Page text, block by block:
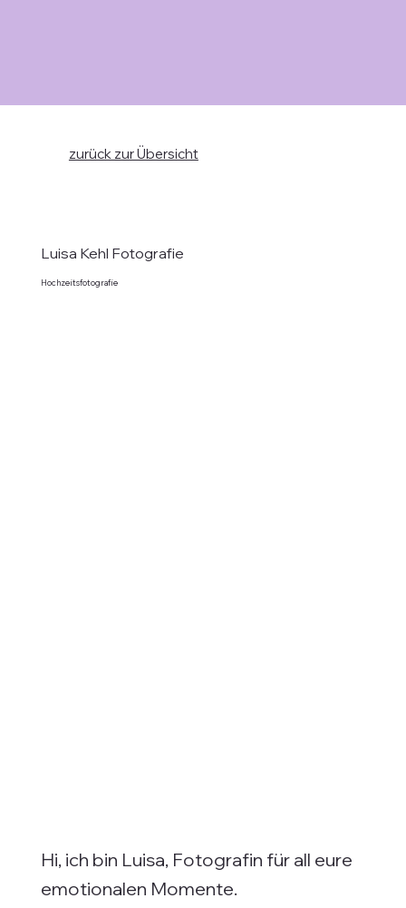
zurück zur Übersicht
Luisa Kehl Fotografie
Hochzeitsfotografie
Hi, ich bin Luisa, Fotografin für all eure
emotionalen Momente.